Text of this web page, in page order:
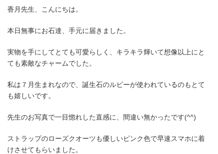
香月先生、こんにちは。
本日無事にお石達、手元に届きました。
実物を手にしてとても可愛らしく、キラキラ輝いて想像以上にと
ても素敵なチャームでした。
私は７月生まれなので、誕生石のルビーが使われているのもとて
も嬉しいです。
先生のお写真で一目惚れした直感に、間違い無かったです(^^)
ストラップのローズクオーツも優しいピンク色で早速スマホに着
けさせてもらいました。